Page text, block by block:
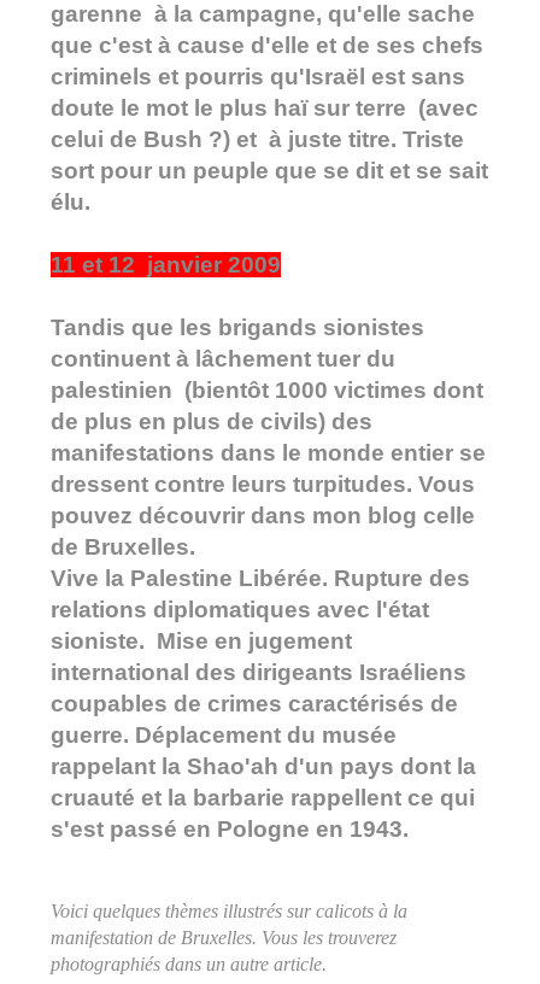
garenne à la campagne, qu'elle sache
que c'est à cause d'elle et de ses chefs
criminels et pourris qu'Israël est sans
doute le mot le plus haï sur terre (avec
celui de Bush ?) et à juste titre. Triste
sort pour un peuple que se dit et se sait
élu.
11 et 12 janvier 2009
Tandis que les brigands sionistes
continuent à lâchement tuer du
palestinien (bientôt 1000 victimes dont
de plus en plus de civils) des
manifestations dans le monde entier se
dressent contre leurs turpitudes. Vous
pouvez découvrir dans mon blog celle
de Bruxelles.
Vive la Palestine Libérée. Rupture des
relations diplomatiques avec l'état
sioniste. Mise en jugement
international des dirigeants Israéliens
coupables de crimes caractérisés de
guerre. Déplacement du musée
rappelant la Shao'ah d'un pays dont la
cruauté et la barbarie rappellent ce qui
s'est passé en Pologne en 1943.
Voici quelques thèmes illustrés sur calicots à la
manifestation de Bruxelles. Vous les trouverez
photographiés dans un autre article.